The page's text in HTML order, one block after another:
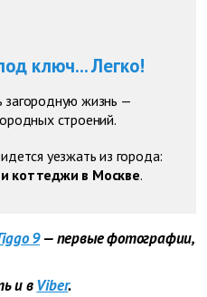
ключ... Легко!
загородную жизнь —
строений.
уезжать из города:
коттеджи в Москве.
9— первые фотографии,
и вViber.